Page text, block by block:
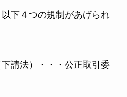
下４つの規制があげられ
請法）・・・公正取引委